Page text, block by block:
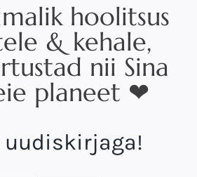
hoolitsus
& kehale,
nii Sina
planeet ❤
uudiskirjaga!